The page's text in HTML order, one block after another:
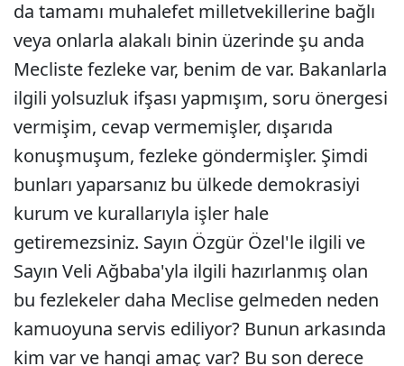
da tamamı muhalefet milletvekillerine bağlı
veya onlarla alakalı binin üzerinde şu anda
Mecliste fezleke var, benim de var. Bakanlarla
ilgili yolsuzluk ifşası yapmışım, soru önergesi
vermişim, cevap vermemişler, dışarıda
konuşmuşum, fezleke göndermişler. Şimdi
bunları yaparsanız bu ülkede demokrasiyi
kurum ve kurallarıyla işler hale
getiremezsiniz. Sayın Özgür Özel'le ilgili ve
Sayın Veli Ağbaba'yla ilgili hazırlanmış olan
bu fezlekeler daha Meclise gelmeden neden
kamuoyuna servis ediliyor? Bunun arkasında
kim var ve hangi amaç var? Bu son derece